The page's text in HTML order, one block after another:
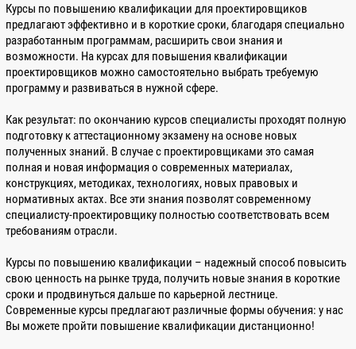
Курсы по повышению квалификации для проектировщиков
предлагают эффективно и в короткие сроки, благодаря специально
разработанным программам, расширить свои знания и
возможности. На курсах для повышения квалификации
проектировщиков можно самостоятельно выбрать требуемую
программу и развиваться в нужной сфере.
Как результат: по окончанию курсов специалисты проходят полную
подготовку к аттестационному экзамену на основе новых
полученных знаний. В случае с проектировщиками это самая
полная и новая информация о современных материалах,
конструкциях, методиках, технологиях, новых правовых и
нормативных актах. Все эти знания позволят современному
специалисту-проектировщику полностью соответствовать всем
требованиям отрасли.
Курсы по повышению квалификации – надежный способ повысить
свою ценность на рынке труда, получить новые знания в короткие
сроки и продвинуться дальше по карьерной лестнице.
Современные курсы предлагают различные формы обучения: у нас
Вы можете пройти повышение квалификации дистанционно!